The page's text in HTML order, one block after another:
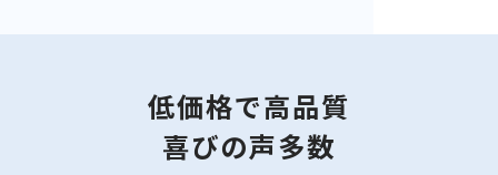
低価格で高品質
喜びの声多数